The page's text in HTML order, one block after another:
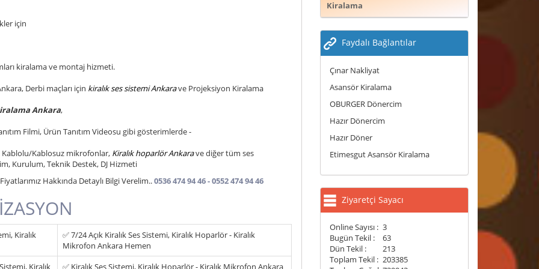
için
kiralama ve montaj hizmeti.
Derbi maçları için kiralık ses sistemi Ankarave Projeksiyon Kiralama
Ankara,
Filmi, Ürün Tanıtım Videosu gibi gösterimlerde -
Kablolu/Kablosuz mikrofonlar, Kiralık hoparlör Ankarave diğer tüm ses
Kurulum, Teknik Destek, DJ Hizmeti
Hakkında Detaylı Bilgi Verelim..0536 474 94 46 - 0552 474 94 46
Kiralık
✅ 7/24 Açık Kiralık Ses Sistemi, Kiralık Hoparlör - Kiralık
Mikrofon Ankara Hemen
Kiralık
✅ Kiralık Ses Sistemi, Kiralık Hoparlör - Kiralık Mikrofon Ankara
Kiralama
Faydalı Bağlantılar
Çınar Nakliyat
Asansör Kiralama
OBURGER Dönercim
Hazır Dönercim
Hazır Döner
Etimesgut Asansör Kiralama
Ziyaretçi Sayacı
Online Sayısı : 3
Bugün Tekil :
63
Dün Tekil :
213
Toplam Tekil : 203385